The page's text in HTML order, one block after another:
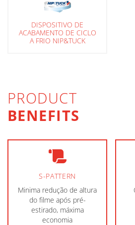
DISPOSITIVO DE
ACABAMENTO DE CICLO
A FRIO NIP&TUCK
PRODUCT
BENEFITS
S-PATTERN
Minima redução de altura
do filme após pré-
estirado, máxima
economia